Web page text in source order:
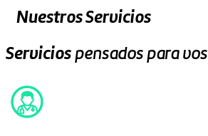
Nuestros Servicios
Servicios pensados para vos